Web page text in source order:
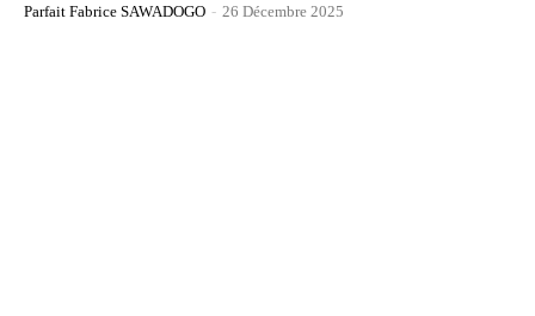
Parfait Fabrice SAWADOGO - 26 Décembre 2025